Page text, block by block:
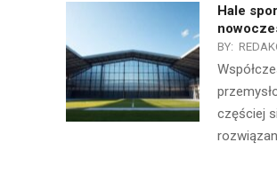
Hale
BY:
częściej